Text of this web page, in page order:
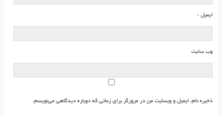
ایمیل *
وب‌ سایت
ذخیره نام، ایمیل و وبسایت من در مرورگر برای زمانی که دوباره دیدگاهی می‌نویسم.